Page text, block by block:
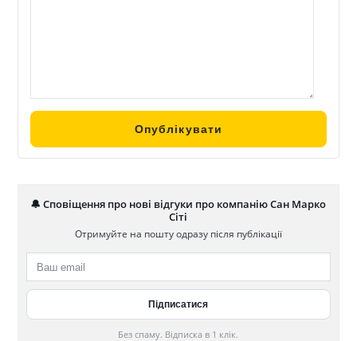
🔔 Сповіщення про нові відгуки про компанію Сан Марко
Сіті
Отримуйте на пошту одразу після публікації
Без спаму. Відписка в 1 клік.